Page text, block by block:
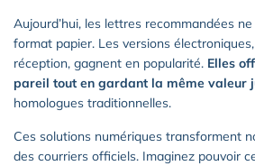
Aujourd’hui, les lettres recommandées
format papier. Les versions
réception, gagnent en popularité. Elles
pareil tout en gardant la même valeur
homologues traditionnelles.
Ces solutions numériques transforment
des courriers officiels. Imaginez pouvoir